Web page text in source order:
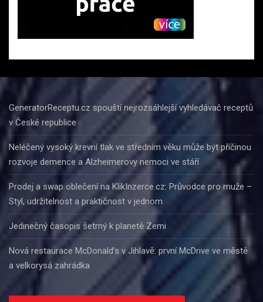
GeneratorReceptu.cz spouští nejrozsáhlejší vyhledávač receptů
v České republice
Neléčený vysoký krevní tlak ve středním věku může být příčinou
rozvoje demence a Alzheimerovy nemoci ve stáří
Prodej a swap oblečení na KlikInzerce.cz: Průvodce pro muže –
Styl, udržitelnost a praktičnost v jednom
Jedinečný časopis šetrný k planetě Zemi
Nová restaurace McDonald’s v Jihlavě: první McDrive ve městě
a velkorysá zahrádka